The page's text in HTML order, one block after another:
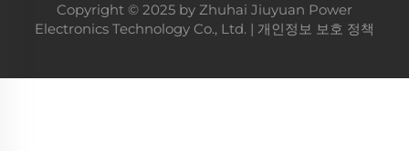
Copyright © 2025 by Zhuhai Jiuyuan Power
Electronics Technology Co., Ltd. | 개인정보 보호 정책